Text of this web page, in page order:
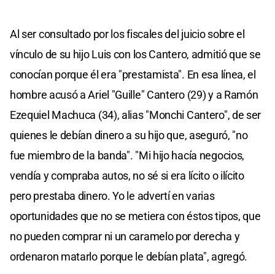
Al ser consultado por los fiscales del juicio sobre el
vínculo de su hijo Luis con los Cantero, admitió que se
conocían porque él era "prestamista". En esa línea, el
hombre acusó a Ariel "Guille" Cantero (29) y a Ramón
Ezequiel Machuca (34), alias "Monchi Cantero", de ser
quienes le debían dinero a su hijo que, aseguró, "no
fue miembro de la banda". "Mi hijo hacía negocios,
vendía y compraba autos, no sé si era lícito o ilícito
pero prestaba dinero. Yo le advertí en varias
oportunidades que no se metiera con éstos tipos, que
no pueden comprar ni un caramelo por derecha y
ordenaron matarlo porque le debían plata", agregó.